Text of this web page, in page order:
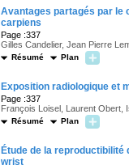
Avantages partagés par le
carpiens
Page :337
Gilles Candelier, Jean Pierre
Résumé Plan
Exposition radiologique et
Page :337
François Loisel, Laurent Obert,
Résumé Plan
Étude de la reproductibilité
wrist